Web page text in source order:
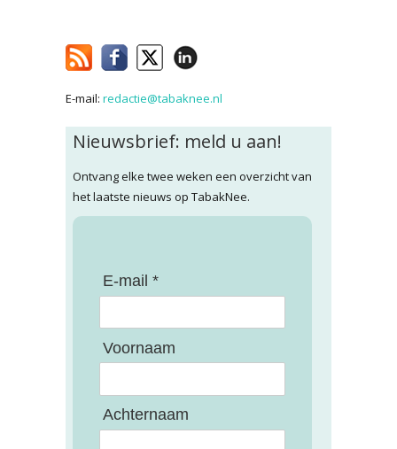
E-mail: redactie@tabaknee.nl
Nieuwsbrief: meld u aan!
Ontvang elke twee weken een overzicht van
het laatste nieuws op TabakNee.
E-mail *
Voornaam
Achternaam